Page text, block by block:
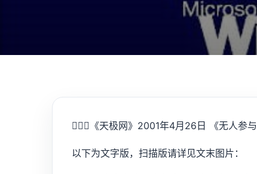
💁🏻‍♂️ 《天极网》2001年4月26日 《无人参
以下为文字版，扫描版请详见文末图片：